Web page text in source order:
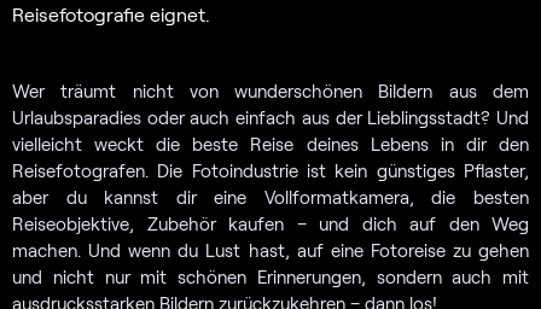
Reisefotografie eignet.
Wer träumt nicht von wunderschönen Bildern aus dem
Urlaubsparadies oder auch einfach aus der Lieblingsstadt? Und
vielleicht weckt die beste Reise deines Lebens in dir den
Reisefotografen. Die Fotoindustrie ist kein günstiges Pflaster,
aber du kannst dir eine Vollformatkamera, die besten
Reiseobjektive, Zubehör kaufen – und dich auf den Weg
machen. Und wenn du Lust hast, auf eine Fotoreise zu gehen
und nicht nur mit schönen Erinnerungen, sondern auch mit
ausdrucksstarken Bildern zurückzukehren – dann los!